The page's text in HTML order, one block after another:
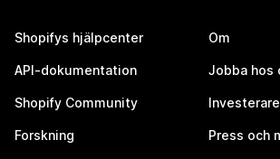
Shopifys hjälpcenter
API-dokumentation
Shopify Community
Forskning
Om
Jobba hos
Investerare
Press och